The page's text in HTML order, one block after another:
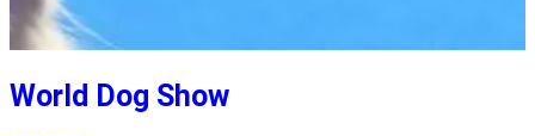
World Dog Show